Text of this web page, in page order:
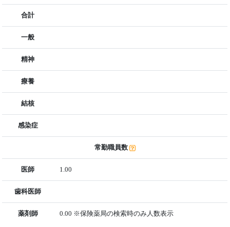
合計
一般
精神
療養
結核
感染症
常勤職員数
医師 1.00
歯科医師
薬剤師 0.00 ※保険薬局の検索時のみ人数表示